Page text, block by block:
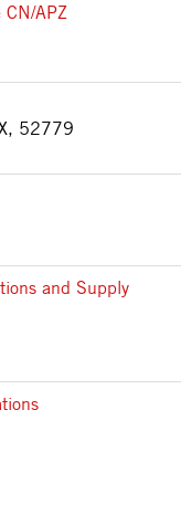
APZ
52779
and Supply